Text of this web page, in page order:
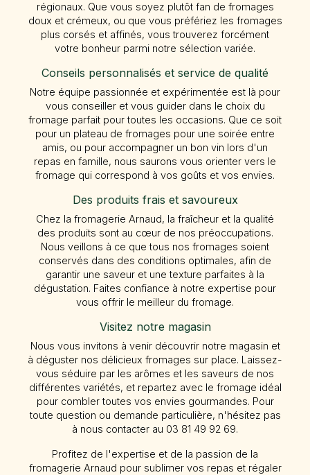
régionaux. Que vous soyez plutôt fan de fromages
doux et crémeux, ou que vous préfériez les fromages
plus corsés et affinés, vous trouverez forcément
votre bonheur parmi notre sélection variée.
Conseils personnalisés et service de qualité
Notre équipe passionnée et expérimentée est là pour
vous conseiller et vous guider dans le choix du
fromage parfait pour toutes les occasions. Que ce soit
pour un plateau de fromages pour une soirée entre
amis, ou pour accompagner un bon vin lors d'un
repas en famille, nous saurons vous orienter vers le
fromage qui correspond à vos goûts et vos envies.
Des produits frais et savoureux
Chez la fromagerie Arnaud, la fraîcheur et la qualité
des produits sont au cœur de nos préoccupations.
Nous veillons à ce que tous nos fromages soient
conservés dans des conditions optimales, afin de
garantir une saveur et une texture parfaites à la
dégustation. Faites confiance à notre expertise pour
vous offrir le meilleur du fromage.
Visitez notre magasin
Nous vous invitons à venir découvrir notre magasin et
à déguster nos délicieux fromages sur place. Laissez-
vous séduire par les arômes et les saveurs de nos
différentes variétés, et repartez avec le fromage idéal
pour combler toutes vos envies gourmandes. Pour
toute question ou demande particulière, n'hésitez pas
à nous contacter au 03 81 49 92 69.
Profitez de l'expertise et de la passion de la
fromagerie Arnaud pour sublimer vos repas et régaler